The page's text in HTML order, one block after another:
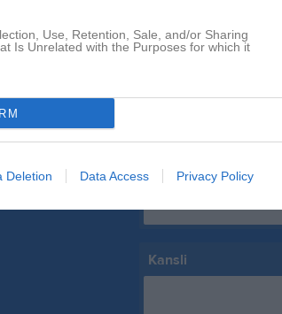
Use, Retention, Sale, and/or Sharing
Is Unrelated with the Purposes for which it
Deletion Data Access Privacy Policy
Facebook
Kansli